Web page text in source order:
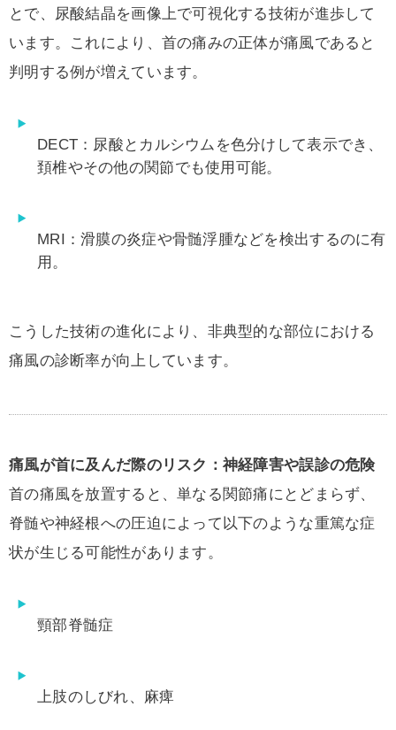
とで、尿酸結晶を画像上で可視化する技術が進歩して
います。これにより、首の痛みの正体が痛風であると
判明する例が増えています。
DECT：尿酸とカルシウムを色分けして表示でき、
頚椎やその他の関節でも使用可能。
MRI：滑膜の炎症や骨髄浮腫などを検出するのに有
用。
こうした技術の進化により、非典型的な部位における
痛風の診断率が向上しています。
痛風が首に及んだ際のリスク：神経障害や誤診の危険
首の痛風を放置すると、単なる関節痛にとどまらず、
脊髄や神経根への圧迫によって以下のような重篤な症
状が生じる可能性があります。
頸部脊髄症
上肢のしびれ、麻痺